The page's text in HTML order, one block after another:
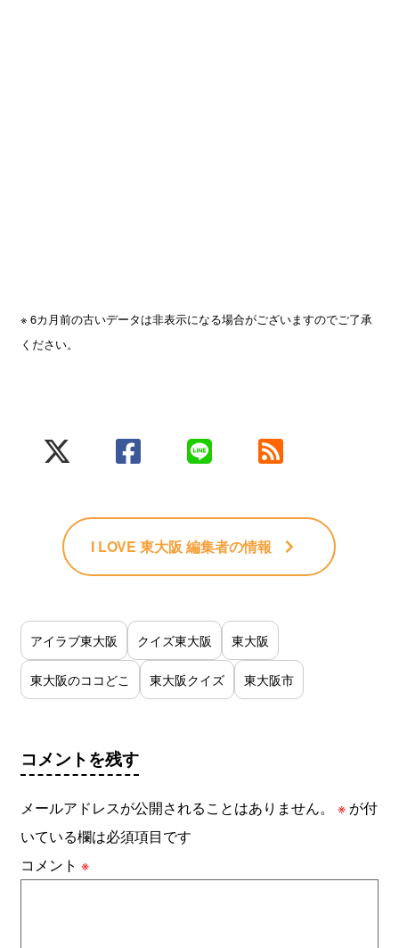
※ 6カ月前の古いデータは非表示になる場合がございますのでご了承
ください。
I LOVE 東大阪 編集者の情報
アイラブ東大阪 クイズ東大阪 東大阪
東大阪のココどこ 東大阪クイズ 東大阪市
コメントを残す
メールアドレスが公開されることはありません。 ※ が付
いている欄は必須項目です
コメント※